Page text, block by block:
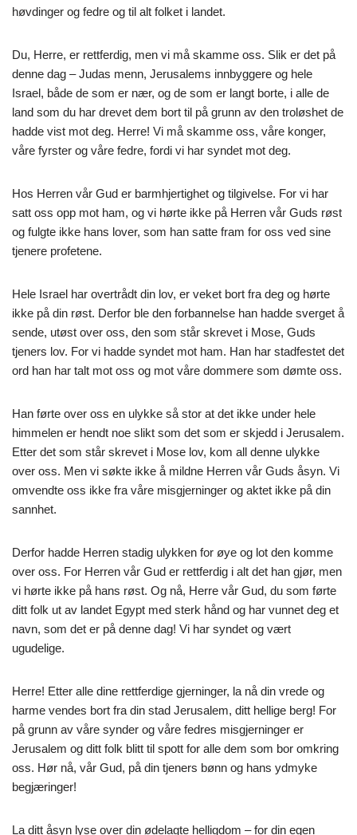
høvdinger og fedre og til alt folket i landet.
Du, Herre, er rettferdig, men vi må skamme oss. Slik er det på
denne dag – Judas menn, Jerusalems innbyggere og hele
Israel, både de som er nær, og de som er langt borte, i alle de
land som du har drevet dem bort til på grunn av den troløshet de
hadde vist mot deg. Herre! Vi må skamme oss, våre konger,
våre fyrster og våre fedre, fordi vi har syndet mot deg.
Hos Herren vår Gud er barmhjertighet og tilgivelse. For vi har
satt oss opp mot ham, og vi hørte ikke på Herren vår Guds røst
og fulgte ikke hans lover, som han satte fram for oss ved sine
tjenere profetene.
Hele Israel har overtrådt din lov, er veket bort fra deg og hørte
ikke på din røst. Derfor ble den forbannelse han hadde sverget å
sende, utøst over oss, den som står skrevet i Mose, Guds
tjeners lov. For vi hadde syndet mot ham. Han har stadfestet det
ord han har talt mot oss og mot våre dommere som dømte oss.
Han førte over oss en ulykke så stor at det ikke under hele
himmelen er hendt noe slikt som det som er skjedd i Jerusalem.
Etter det som står skrevet i Mose lov, kom all denne ulykke
over oss. Men vi søkte ikke å mildne Herren vår Guds åsyn. Vi
omvendte oss ikke fra våre misgjerninger og aktet ikke på din
sannhet.
Derfor hadde Herren stadig ulykken for øye og lot den komme
over oss. For Herren vår Gud er rettferdig i alt det han gjør, men
vi hørte ikke på hans røst. Og nå, Herre vår Gud, du som førte
ditt folk ut av landet Egypt med sterk hånd og har vunnet deg et
navn, som det er på denne dag! Vi har syndet og vært
ugudelige.
Herre! Etter alle dine rettferdige gjerninger, la nå din vrede og
harme vendes bort fra din stad Jerusalem, ditt hellige berg! For
på grunn av våre synder og våre fedres misgjerninger er
Jerusalem og ditt folk blitt til spott for alle dem som bor omkring
oss. Hør nå, vår Gud, på din tjeners bønn og hans ydmyke
begjæringer!
La ditt åsyn lyse over din ødelagte helligdom – for din egen